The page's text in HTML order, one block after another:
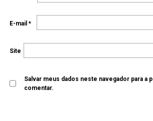
E-mail *
Site
Salvar meus dados neste navegador para a
comentar.